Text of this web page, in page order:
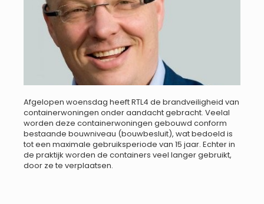
Afgelopen woensdag heeft RTL4 de brandveiligheid van
containerwoningen onder aandacht gebracht. Veelal
worden deze containerwoningen gebouwd conform
bestaande bouwniveau (bouwbesluit), wat bedoeld is
tot een maximale gebruiksperiode van 15 jaar. Echter in
de praktijk worden de containers veel langer gebruikt,
door ze te verplaatsen.